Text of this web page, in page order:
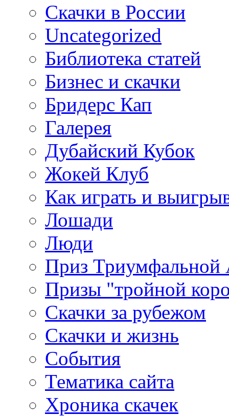
Cкачки в России
Uncategorized
Библиотека статей
Бизнес и скачки
Бридерс Кап
Галерея
Дубайский Кубок
Жокей Клуб
Как играть и
Лошади
Люди
Приз Триумфальной
Призы "тройной
Скачки за рубежом
Скачки и жизнь
События
Тематика сайта
Хроника скачек